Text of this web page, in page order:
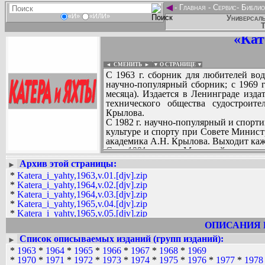
«И» «ИЛИ»
◄- Главная - Сервис-
◄ СМЕНИТЬ ► ▼ О СТРАНИЦЕ ▼
С 1963 г. сборник для любителей
научно-популярный сборник; с 1969
месяца). Издается в Ленинграде
технического общества
Крылова.
С 1982 г. научно-популярный и
культуре и спорту при Совете
академика А.Н. Крылова. Выходит
С 1991 г. Массовый научно-
иллюстрированный журнал.
коллектив редакции журнала
промышленности им. акад. А.Н.
Вадим Ершов...
MalyshokID, Mitry, Sib vlad, T371,
СПИСОК НЕКОТОРЫХ
...
►
Архив этой страницы:
* Katera_i_yahty,1963,v.01.[djv].zip
* Katera_i_yahty,1964,v.02.[djv].zip
* Katera_i_yahty,1964,v.03.[djv].zip
* Katera_i_yahty,1965,v.04.[djv].zip
* Katera_i_yahty,1965,v.05.[djv].zip
*Katera_i_yahty,1966,v.07.[djv].zip
*Katera_i_yahty,1966,v.08.[djv].zip
* Katera_i_yahty,1967,v.09.[djv].zip
* Katera_i_yahty,1967,v.10.[djv].zip
ОПИСАНИЯ
►
Список описываемых изданий (групп изданий):
* 1963 * 1964 * 1965 * 1966 * 1967 * 1968 * 1969
* 1970 * 1971 * 1972 * 1973 * 1974 * 1975 * 1976 * 1977 * 1978